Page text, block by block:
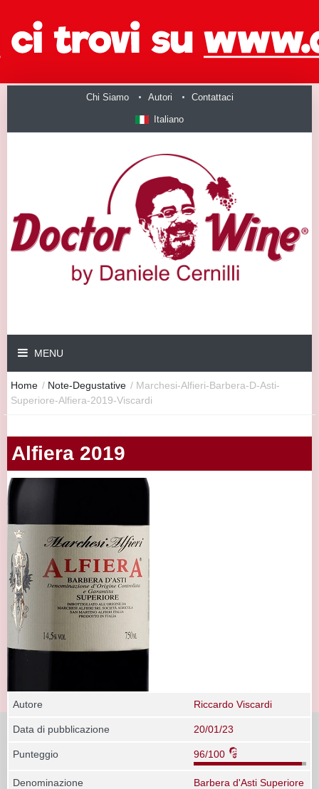
Chi Siamo Autori Contattaci
Italiano
MENU
Home / Note-Degustative / Marchesi-Alfieri-Barbera-D-Asti-
Superiore-Alfiera-2019-Viscardi
Alfiera 2019
Autore Riccardo Viscardi
Data di pubblicazione 20/01/23
Punteggio 96/100
Denominazione Barbera d'Asti Superiore